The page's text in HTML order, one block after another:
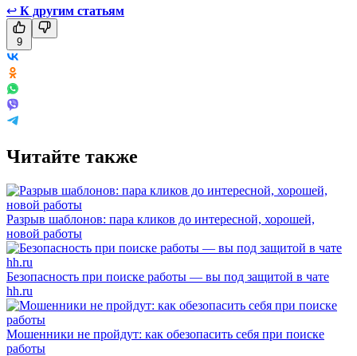
↩ К другим статьям
9
Читайте также
Разрыв шаблонов: пара кликов до интересной, хорошей,
новой работы
Безопасность при поиске работы — вы под защитой в чате
hh.ru
Мошенники не пройдут: как обезопасить себя при поиске
работы